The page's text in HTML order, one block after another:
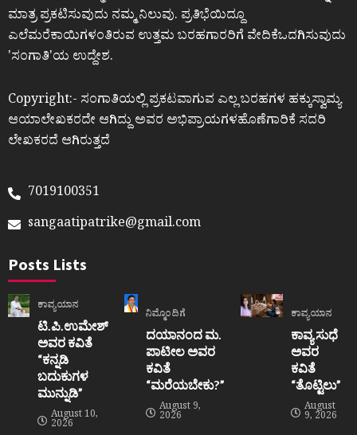
ಮಾತ್ರ ಪ್ರಕಟಿಸುವುದು ನಮ್ಮ ನಿಲುವು. ಪ್ರತಿಭೆಯಿದ್ದೂ
ಎಲೆಮರೆಕಾಯಿಗಳಂತಿರುವ ಉತ್ತಮ ಬರಹಗಾರರಿಗೆ ವೇದಿಕೆಒದಗಿಸುವುದು
ʼಸಂಗಾತಿʼಯ ಉದ್ದೇಶ.
Copyright:- ಸಂಗಾತಿಯಲ್ಲಿ ಪ್ರಕಟವಾಗುವ ಎಲ್ಲ ಬರಹಗಳ ಹಕ್ಕುಸ್ವಾಮ್ಯ
ಆಯಾಲೇಖಕರದೇ ಆಗಿದ್ದು ಅವರ ಅಭಿಪ್ರಾಯಗಳಹೊಣೆಗಾರಿಕೆ ಸದರಿ
ಲೇಖಕರದೆ ಆಗಿರುತ್ತದೆ
7019100351
sangaatipatrike@gmail.com
Posts Lists
ಕಾವ್ಯಯಾನ
ಟಿ.ಪಿ.ಉಮೇಶ್
ಅವರ ಕವಿತೆ
“ಕನ್ನಡಿ
ಬದುಕುಗಳ
ಮುನ್ನುಡಿ”
August 10,
2026
ನಿಮ್ಮೊಂದಿಗೆ
ದಯಾನಂದ ಮ.
ಪಾಟೀಲ ಅವರ
ಕವಿತೆ
“ಮರೆಯಬೇಕು?”
August 9,
2026
ಕಾವ್ಯಯಾನ
ಕಾವ್ಯ ಸುಧೆ
ಅವರ
ಕವಿತೆ
“ತೊಟ್ಟಿಲು”
August
9, 2026